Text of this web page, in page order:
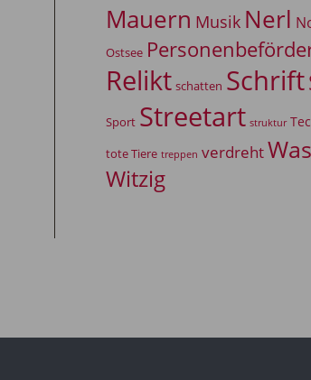
Mauern Musik Nerl
Ostsee
Relikt schatten Schrift
Sport Streetart struktur
tote Tiere treppen verdreht
Witzig